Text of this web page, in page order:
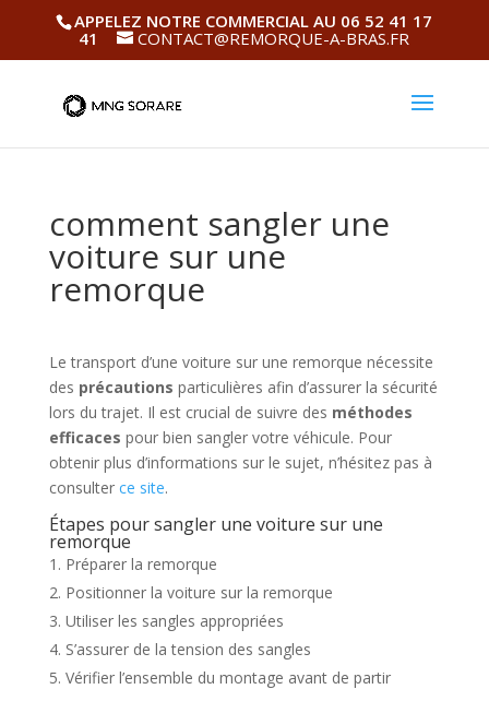
APPELEZ NOTRE COMMERCIAL AU 06 52 41 17
41
CONTACT@REMORQUE-A-BRAS.FR
comment sangler une
voiture sur une
remorque
Le transport d’une voiture sur une remorque nécessite
des précautions particulières afin d’assurer la sécurité
lors du trajet. Il est crucial de suivre des méthodes
efficaces pour bien sangler votre véhicule. Pour
obtenir plus d’informations sur le sujet, n’hésitez pas à
consulter ce site.
Étapes pour sangler une voiture sur une
remorque
Préparer la remorque
Positionner la voiture sur la remorque
Utiliser les sangles appropriées
S’assurer de la tension des sangles
Vérifier l’ensemble du montage avant de partir